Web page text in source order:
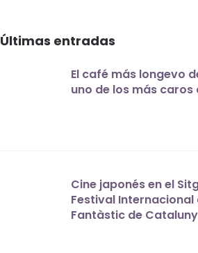
Últimas entradas
El café más longevo
uno de los más caros
Cine japonés en el
Festival Internacional
Fantàstic de